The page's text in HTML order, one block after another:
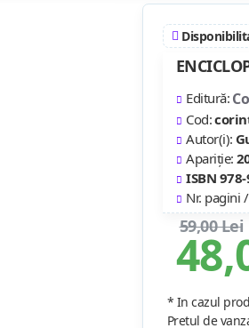
59,00 Lei
Editură:
Cod:
Autor(i):
Apariție:
ISBN
Nr. pagini
* In cazul
Pretul de